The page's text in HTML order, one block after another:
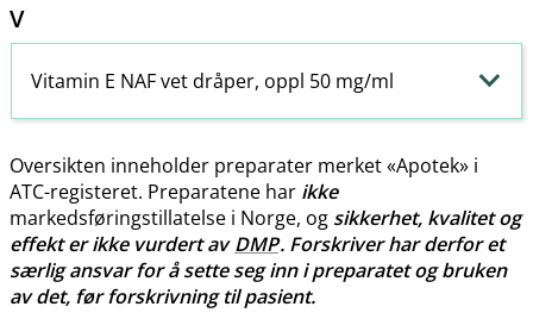
V
Vitamin E NAF vet dråper, oppl 50 mg/ml
Oversikten inneholder preparater merket «Apotek» i
ATC-registeret. Preparatene har ikke
markedsføringstillatelse i Norge, og sikkerhet, kvalitet og
effekt er ikke vurdert avDMP. Forskriver har derfor et
særlig ansvar for å sette seg inn i preparatet og bruken
av det, før forskrivning til pasient.